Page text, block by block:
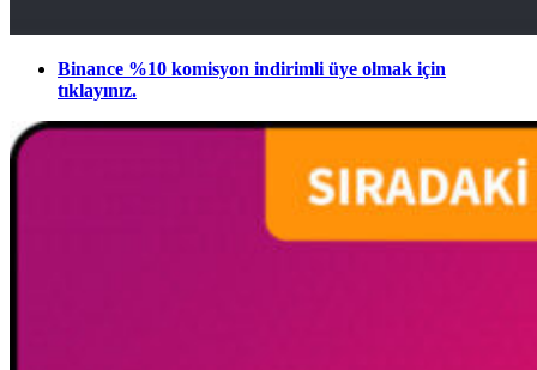
Binance %10 komisyon indirimli üye olmak için
tıklayınız.